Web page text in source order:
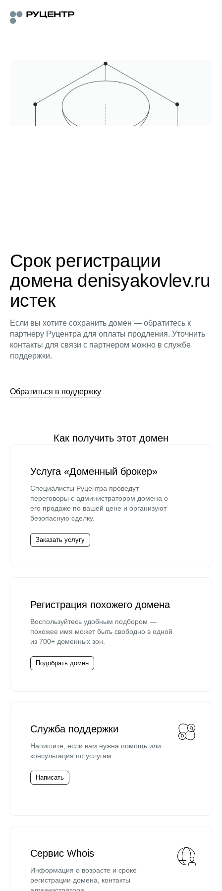
Срок регистрации
домена denisyakovlev.ru
истек
Если вы хотите сохранить домен — обратитесь к
партнеру Руцентра для оплаты продления. Уточнить
контакты для связи с партнером можно в службе
поддержки.
Обратиться в поддержку
Как получить этот домен
Услуга «Доменный брокер»
Специалисты Руцентра проведут
переговоры с администратором домена о
его продаже по вашей цене и организуют
безопасную сделку.
Заказать услугу
Регистрация похожего домена
Воспользуйтесь удобным подбором —
похожее имя может быть свободно в одной
из 700+ доменных зон.
Подобрать домен
Служба поддержки
Напишите, если вам нужна помощь или
консультация по услугам.
Написать
Сервис Whois
Информация о возрасте и сроке
регистрации домена, контакты